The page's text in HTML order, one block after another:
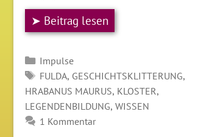
➤ Beitrag lesen
Kategorien
Impulse
SCHLAGWÖRTER
FULDA, GESCHICHTSKLITTERUNG,
HRABANUS MAURUS, KLOSTER,
LEGENDENBILDUNG,WISSEN
1 Kommentar